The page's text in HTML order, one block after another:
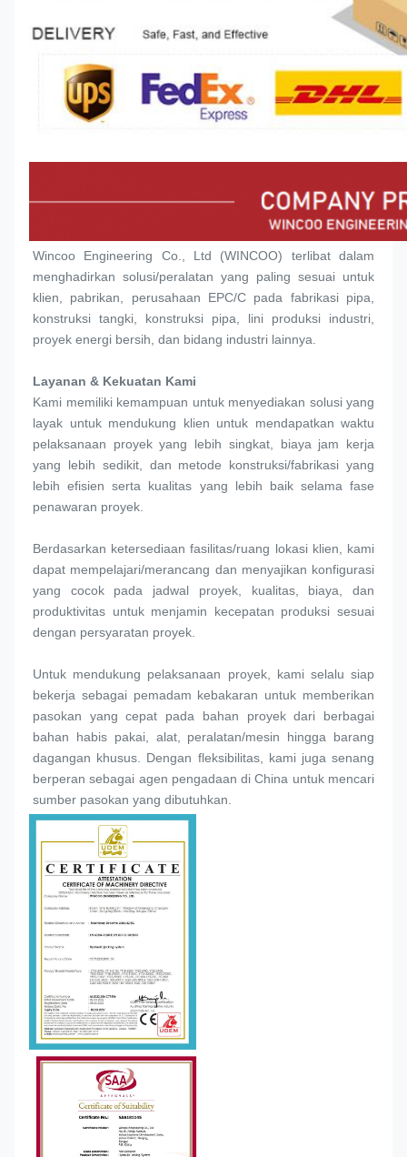
Wincoo Engineering Co., Ltd (WINCOO) terlibat dalam
menghadirkan solusi/peralatan yang paling sesuai untuk
klien, pabrikan, perusahaan EPC/C pada fabrikasi pipa,
konstruksi tangki, konstruksi pipa, lini produksi industri,
proyek energi bersih, dan bidang industri lainnya.
Layanan & Kekuatan Kami
Kami memiliki kemampuan untuk menyediakan solusi yang
layak untuk mendukung klien untuk mendapatkan waktu
pelaksanaan proyek yang lebih singkat, biaya jam kerja
yang lebih sedikit, dan metode konstruksi/fabrikasi yang
lebih efisien serta kualitas yang lebih baik selama fase
penawaran proyek.
Berdasarkan ketersediaan fasilitas/ruang lokasi klien, kami
dapat mempelajari/merancang dan menyajikan konfigurasi
yang cocok pada jadwal proyek, kualitas, biaya, dan
produktivitas untuk menjamin kecepatan produksi sesuai
dengan persyaratan proyek.
Untuk mendukung pelaksanaan proyek, kami selalu siap
bekerja sebagai pemadam kebakaran untuk memberikan
pasokan yang cepat pada bahan proyek dari berbagai
bahan habis pakai, alat, peralatan/mesin hingga barang
dagangan khusus. Dengan fleksibilitas, kami juga senang
berperan sebagai agen pengadaan di China untuk mencari
sumber pasokan yang dibutuhkan.